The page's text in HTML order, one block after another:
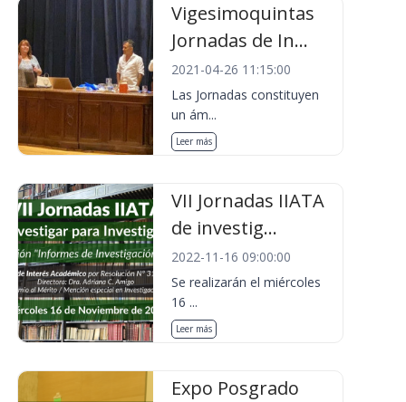
Vigesimoquintas
Jornadas de In...
2021-04-26 11:15:00
Las Jornadas constituyen
un ám...
Leer más
VII Jornadas IIATA
de investig...
2022-11-16 09:00:00
Se realizarán el miércoles
16 ...
Leer más
Expo Posgrado